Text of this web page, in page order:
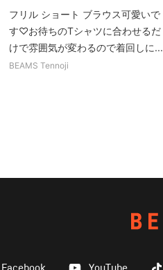
フリル ショート ブラウス可愛いで
す♡お待ちのTシャツに合わせるだ
けで雰囲気が変わるので着回しに...
BEAMS Tennoji